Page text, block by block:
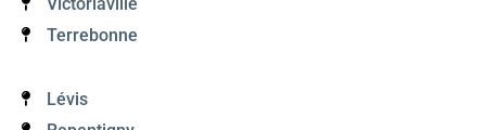
Terrebonne
Lévis